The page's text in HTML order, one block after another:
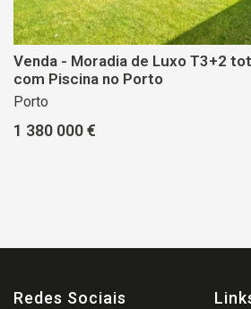
Venda - Moradia de Luxo T3+2
com Piscina no Porto
Porto
1 380 000 €
Redes Sociais